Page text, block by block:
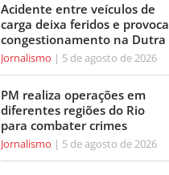
Acidente entre veículos de
carga deixa feridos e provoca
congestionamento na Dutra
Jornalismo 5 de agosto de 2026
PM realiza operações em
diferentes regiões do Rio
para combater crimes
Jornalismo 5 de agosto de 2026